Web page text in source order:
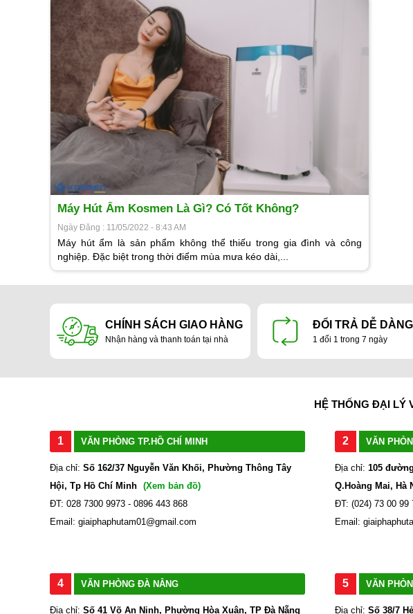
Máy Hút Ẩm Kosmen Là Gì? Có Tốt Không?
Ngày Đăng : 11/05/2022 - 8:43 AM
Máy hút ẩm là sản phẩm không thể thiếu trong gia đình và công
nghiệp. Đặc biệt trong thời điểm mùa mưa kéo dài,...
CHÍNH SÁCH GIAO HÀNG
Nhận hàng và thanh toán tại nhà
ĐỔI TRẢ DỄ DÀNG
1 đổi 1 trong 7 ngày
HỆ THỐNG ĐẠI LÝ
1 VĂN PHÒNG TP.HỒ CHÍ MINH
Địa chỉ: Số 162/37 Nguyễn Văn Khối, Phường Thông Tây
Hội, Tp Hồ Chí Minh (Xem bản đồ)
ĐT: 028 7300 9973 - 0896 443 868
Email: giaiphaphutam01@gmail.com
2 VĂN
Địa chỉ: 105
Q.Hoàng Mai, Hà
ĐT: (024) 73 00 99
Email:
4 VĂN PHÒNG ĐÀ NẴNG
Địa chỉ: Số 41 Võ An Ninh, Phường Hòa Xuân, TP Đà Nẵng
5 VĂN
Địa chỉ: Số 38/7